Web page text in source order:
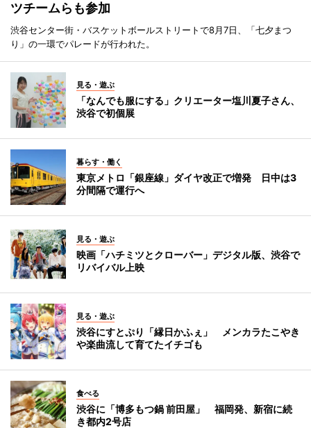
ツチームらも参加
渋谷センター街・バスケットボールストリートで8月7日、「七夕まつ
り」の一環でパレードが行われた。
見る・遊ぶ
「なんでも服にする」クリエーター塩川夏子さん、
渋谷で初個展
暮らす・働く
東京メトロ「銀座線」ダイヤ改正で増発 日中は3
分間隔で運行へ
見る・遊ぶ
映画「ハチミツとクローバー」デジタル版、渋谷で
リバイバル上映
見る・遊ぶ
渋谷にすとぷり「縁日かふぇ」 メンカラたこやき
や楽曲流して育てたイチゴも
食べる
渋谷に「博多もつ鍋 前田屋」 福岡発、新宿に続
き都内2号店